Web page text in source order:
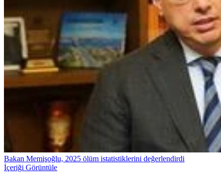
Bakan Memişoğlu, 2025 ölüm istatistiklerini değerlendirdi
İçeriği Görüntüle